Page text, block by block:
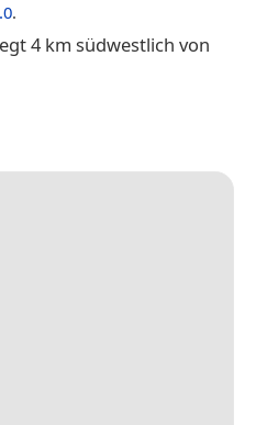
.
4 km südwestlich von